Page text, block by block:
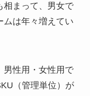
相まって、男女で
ムは年々増えてい
男性用・女性用で
（管理単位）が